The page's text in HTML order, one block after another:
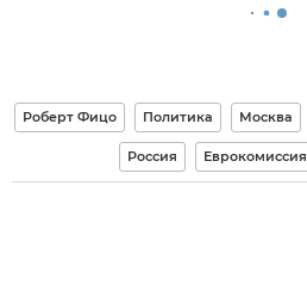
Роберт Фицо Политика Москва
Россия Еврокомиссия